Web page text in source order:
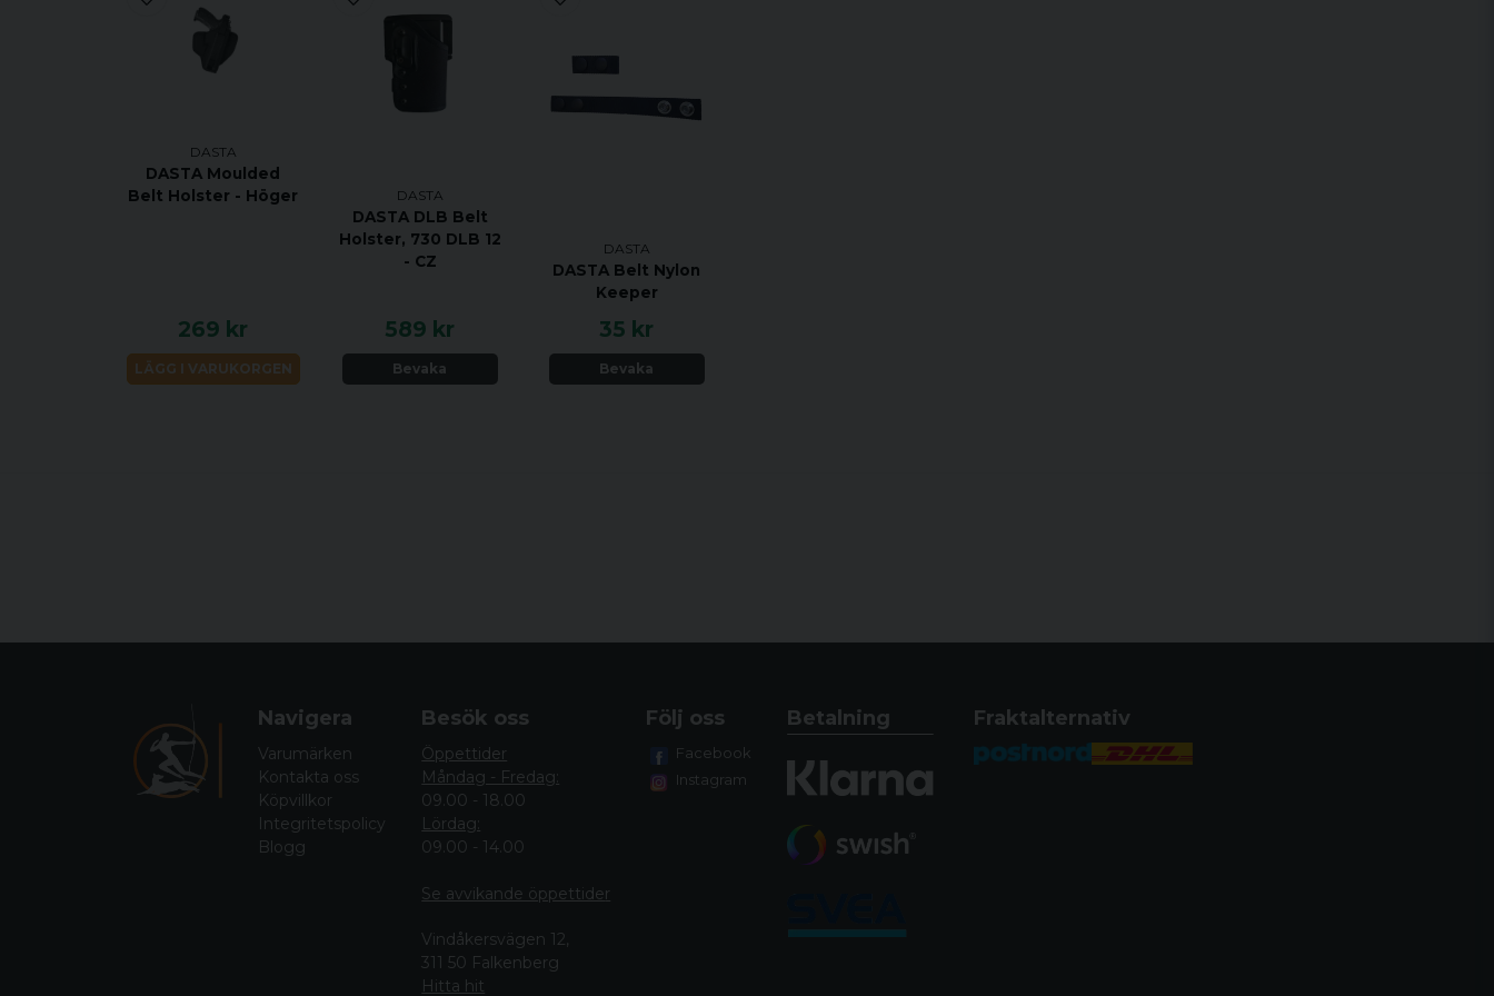
DASTA
DASTA Moulded
Belt Holster - Höger
269 kr
LÄGG I VARUKORGEN
DASTA
DASTA DLB Belt
Holster, 730 DLB 12
- CZ
589 kr
Bevaka
DASTA
DASTA Belt Nylon
Keeper
35 kr
Bevaka
Navigera
Varumärken
Kontakta oss
Köpvillkor
Integritetspolicy
Blogg
Besök oss
Öppettider
Måndag - Fredag:
09.00 - 18.00
Lördag:
09.00 - 14.00
Se avvikande öppettider
Vindåkersvägen 12,
311 50 Falkenberg
Hitta hit
Följ oss
Facebook
Instagram
Betalning Fraktalternativ